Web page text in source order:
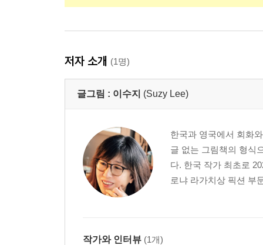
저자 소개 (1명)
글그림 : 이수지 (Suzy Lee)
한국과 영국에서 회화
글 없는 그림책의 형식
다. 한국 작가 최초로
로냐 라가치상 픽션 부
작가와 인터뷰 (1개)